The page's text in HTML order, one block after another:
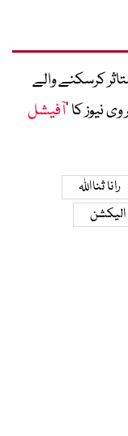
کرسکنے والے
نیوز کا ’آفیشل
رانا ثنااللہ